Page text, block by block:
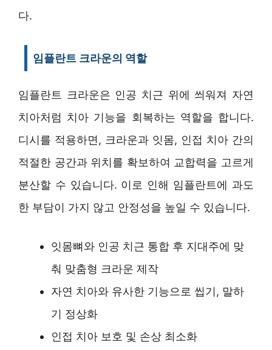
다.
임플란트 크라운의 역할
임플란트 크라운은 인공 치근 위에 씌워져 자연
치아처럼 치아 기능을 회복하는 역할을 합니다.
디시를 적용하면, 크라운과 잇몸, 인접 치아 간의
적절한 공간과 위치를 확보하여 교합력을 고르게
분산할 수 있습니다. 이로 인해 임플란트에 과도
한 부담이 가지 않고 안정성을 높일 수 있습니다.
잇몸뼈와 인공 치근 통합 후 지대주에 맞
춰 맞춤형 크라운 제작
자연 치아와 유사한 기능으로 씹기, 말하
기 정상화
인접 치아 보호 및 손상 최소화